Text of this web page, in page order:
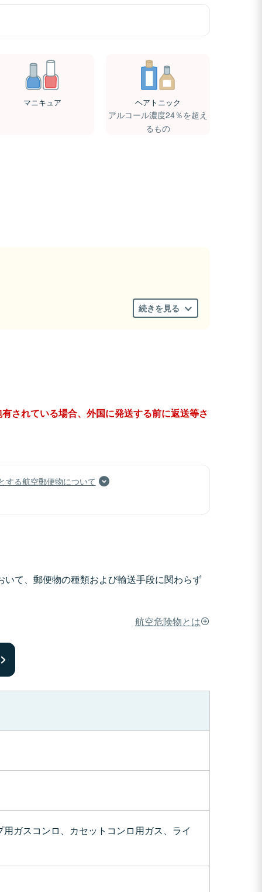
マニキュア ヘアトニック
アルコール濃度24％を超え
るもの
続きを見る
されている場合、外国に発送する前に返送等さ
する航空郵便物について
て、郵便物の種類および輸送手段に関わらず
航空危険物とは
ガスコンロ、カセットコンロ用ガス、ライ